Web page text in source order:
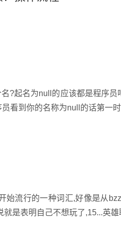
?起名为null的应该都是程序
看到你的名称为null的话第一
始流行的一种词汇,好像是从
是表明自己不想玩了,15...英雄